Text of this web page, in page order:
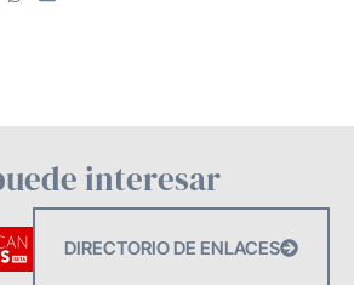
interesar
DIRECTORIO DE ENLACES